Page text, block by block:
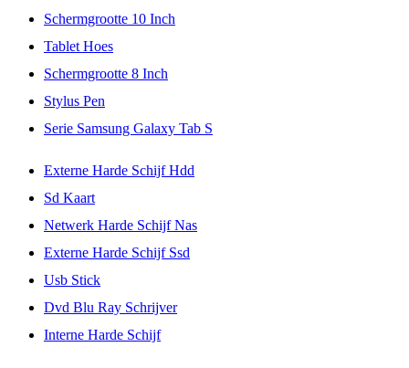
Schermgrootte 10 Inch
Tablet Hoes
Schermgrootte 8 Inch
Stylus Pen
Serie Samsung Galaxy Tab S
Externe Harde Schijf Hdd
Sd Kaart
Netwerk Harde Schijf Nas
Externe Harde Schijf Ssd
Usb Stick
Dvd Blu Ray Schrijver
Interne Harde Schijf